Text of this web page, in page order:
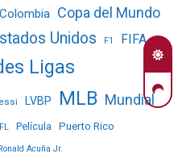
Colombia Copa del Mundo
Unidos F1 FIFA
Ligas
LVBP MLB Mundial
Película Puerto Rico
Acuña Jr.